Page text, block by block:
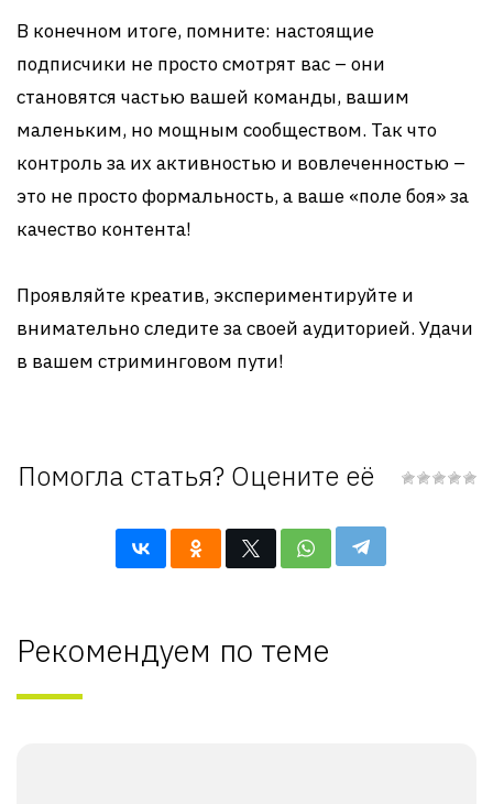
В конечном итоге, помните: настоящие
подписчики не просто смотрят вас – они
становятся частью вашей команды, вашим
маленьким, но мощным сообществом. Так что
контроль за их активностью и вовлеченностью –
это не просто формальность, а ваше «поле боя» за
качество контента!
Проявляйте креатив, экспериментируйте и
внимательно следите за своей аудиторией. Удачи
в вашем стриминговом пути!
Помогла статья? Оцените её
Рекомендуем по теме